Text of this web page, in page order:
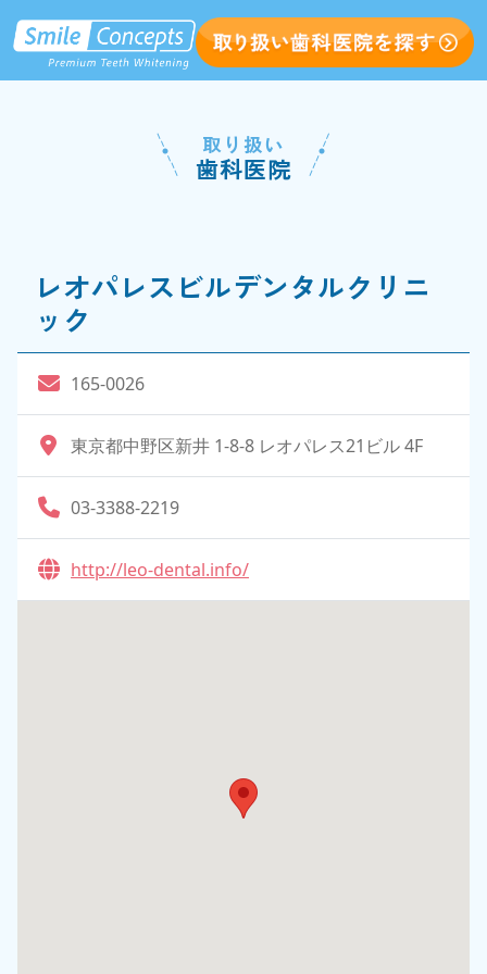
取り扱い
歯科医院
レオパレスビルデンタルクリニ
ック
165-0026
東京都中野区新井 1-8-8 レオパレス21ビル 4F
03-3388-2219
http://leo-dental.info/